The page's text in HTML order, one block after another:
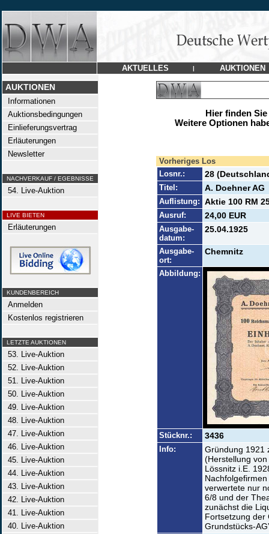
AKTUELLES | AUKTIONEN
AUKTIONEN
Informationen
Auktionsbedingungen
Einlieferungsvertrag
Erläuterungen
Newsletter
NACHVERKAUF / EGEBNISSE
54. Live-Auktion
LIVE BIETEN
Erläuterungen
KUNDENBEREICH
Anmelden
Kostenlos registrieren
LETZTE AUKTIONEN
53. Live-Auktion
52. Live-Auktion
51. Live-Auktion
50. Live-Auktion
49. Live-Auktion
48. Live-Auktion
47. Live-Auktion
46. Live-Auktion
45. Live-Auktion
44. Live-Auktion
43. Live-Auktion
42. Live-Auktion
41. Live-Auktion
40. Live-Auktion
Hier finden
Weitere Optionen
Vorheriges Los
Losnr.:
28
Titel: A. Doehner AG
Auflistung: Aktie 100 RM
Ausruf: 24,00 EUR
Ausgabe-
datum:
25.04.1925
Ausgabe-
ort:
Chemnitz
Abbildung:
Stücknr.: 3436
Info:
Gründung 1921
(Herstellung
Lössnitz i.E.
verwertete nur
6/8 und der
zunächst die
Fortsetzung der
Grundstücks-